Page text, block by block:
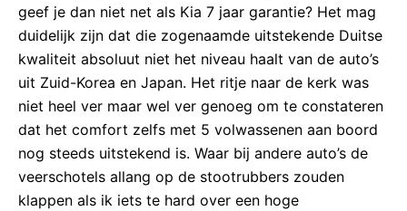
geef je dan niet net als Kia 7 jaar garantie? Het mag
duidelijk zijn dat die zogenaamde uitstekende Duitse
kwaliteit absoluut niet het niveau haalt van de auto’s
uit Zuid-Korea en Japan. Het ritje naar de kerk was
niet heel ver maar wel ver genoeg om te constateren
dat het comfort zelfs met 5 volwassenen aan boord
nog steeds uitstekend is. Waar bij andere auto’s de
veerschotels allang op de stootrubbers zouden
klappen als ik iets te hard over een hoge